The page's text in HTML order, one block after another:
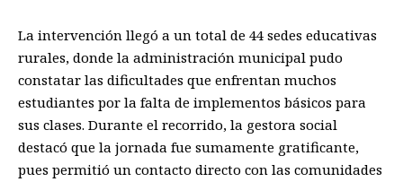
La intervención llegó a un total de 44 sedes educativas
rurales, donde la administración municipal pudo
constatar las dificultades que enfrentan muchos
estudiantes por la falta de implementos básicos para
sus clases. Durante el recorrido, la gestora social
destacó que la jornada fue sumamente gratificante,
pues permitió un contacto directo con las comunidades